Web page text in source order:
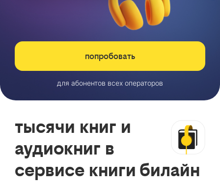
попробовать
для абонентов всех операторов
тысячи книг и
аудиокниг в
сервисе книги билайн